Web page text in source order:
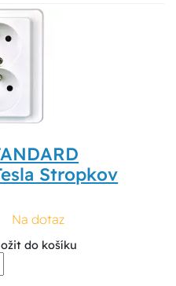
Stropkov
Na dotaz
do košíku